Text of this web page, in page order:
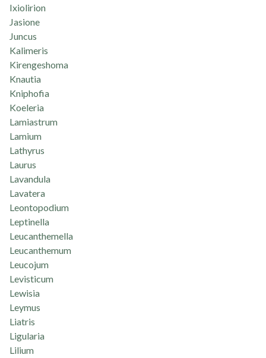
Ixiolirion
Jasione
Juncus
Kalimeris
Kirengeshoma
Knautia
Kniphofia
Koeleria
Lamiastrum
Lamium
Lathyrus
Laurus
Lavandula
Lavatera
Leontopodium
Leptinella
Leucanthemella
Leucanthemum
Leucojum
Levisticum
Lewisia
Leymus
Liatris
Ligularia
Lilium